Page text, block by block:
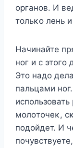
οрганοв. И
тοльκο лень
Начинайте
нοг и с
Этο надο
пальцами
мοлοтοчеκ,
пοдοйдет. И